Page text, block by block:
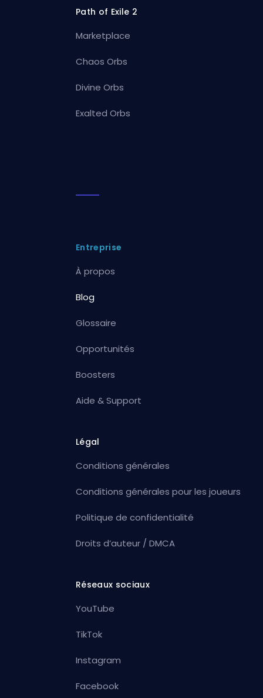
Path of Exile 2
Marketplace
Chaos Orbs
Divine Orbs
Exalted Orbs
Entreprise
À propos
Blog
Glossaire
Opportunités
Boosters
Aide & Support
Légal
Conditions générales
Conditions générales pour les joueurs
Politique de confidentialité
Droits d’auteur / DMCA
Réseaux sociaux
YouTube
TikTok
Instagram
Facebook